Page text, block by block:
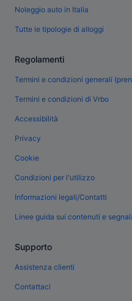
Noleggio auto in Italia
Tutte le tipologie di alloggi
Regolamenti
Termini e condizioni generali
Termini e condizioni di Vrbo
Accessibilità
Privacy
Cookie
Condizioni per l'utilizzo
Informazioni legali/Contatti
Linee guida sui contenuti e
Supporto
Assistenza clienti
Contattaci